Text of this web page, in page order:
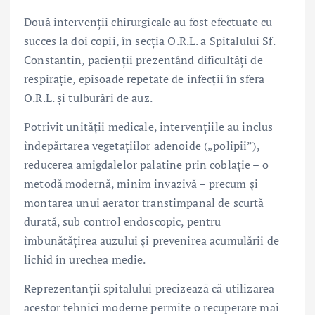
Două intervenții chirurgicale au fost efectuate cu
succes la doi copii, în secția O.R.L. a Spitalului Sf.
Constantin, pacienții prezentând dificultăți de
respirație, episoade repetate de infecții în sfera
O.R.L. și tulburări de auz.
Potrivit unității medicale, intervențiile au inclus
îndepărtarea vegetațiilor adenoide („polipii”),
reducerea amigdalelor palatine prin coblație – o
metodă modernă, minim invazivă – precum și
montarea unui aerator transtimpanal de scurtă
durată, sub control endoscopic, pentru
îmbunătățirea auzului și prevenirea acumulării de
lichid în urechea medie.
Reprezentanții spitalului precizează că utilizarea
acestor tehnici moderne permite o recuperare mai